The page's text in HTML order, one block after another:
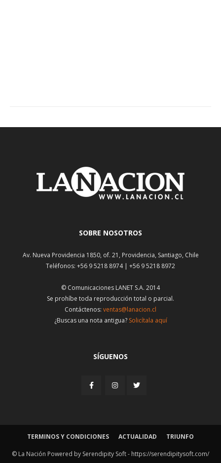
SOBRE NOSOTROS
Av. Nueva Providencia 1850, of. 21, Providencia, Santiago, Chile
Teléfonos: +56 9 5218 8974 | +56 9 5218 8972
© Comunicaciones LANET S.A. 2014
Se prohíbe toda reproducción total o parcial.
Contáctenos: ventas@lanacion.cl
¿Buscas una nota antigua? Solicítala aquí
SÍGUENOS
TERMINOS Y CONDICIONES ACTUALIDAD TRIUNFO
© La Nación Powered by Serendipity Soft - https://serendipitysoft.com/